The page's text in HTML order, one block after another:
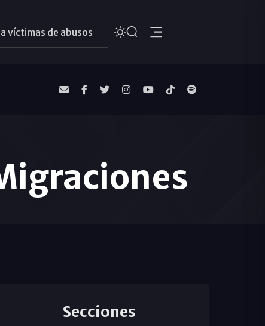
víctimas de abusos
Secciones